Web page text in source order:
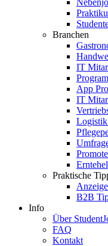
Branchen
IT
App
IT
Praktische
B2B
Info
Über
FAQ
Kontakt